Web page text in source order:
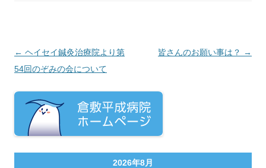
投稿ナビゲーション
← ヘイセイ鍼灸治療院より第
54回のぞみの会について
皆さんのお願い事は？ →
2026年8月